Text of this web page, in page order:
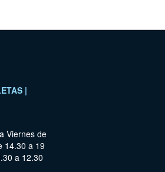
|
Viernes de
14.30 a 19
a 12.30